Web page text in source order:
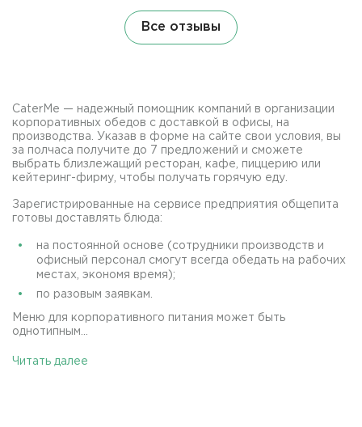
Все отзывы
CaterMe — надежный помощник компаний в организации
корпоративных обедов с доставкой в офисы, на
производства. Указав в форме на сайте свои условия, вы
за полчаса получите до 7 предложений и сможете
выбрать близлежащий ресторан, кафе, пиццерию или
кейтеринг-фирму, чтобы получать горячую еду.
Зарегистрированные на сервисе предприятия общепита
готовы доставлять блюда:
на постоянной основе (сотрудники производств и
офисный персонал смогут всегда обедать на рабочих
местах, экономя время);
по разовым заявкам.
Меню для корпоративного питания может быть
однотипным...
Читать далее